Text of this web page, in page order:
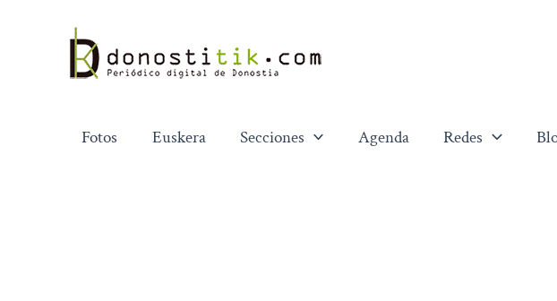
contenido
Fotos Euskera Secciones Agenda Redes